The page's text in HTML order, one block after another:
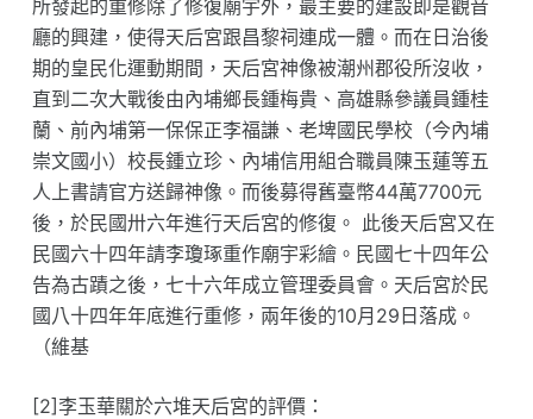
所發起的重修除了修復廟宇外，最主要的建設即是觀音
廳的興建，使得天后宮跟昌黎祠連成一體。而在日治後
期的皇民化運動期間，天后宮神像被潮州郡役所沒收，
直到二次大戰後由內埔鄉長鍾梅貴、高雄縣參議員鍾桂
蘭、前內埔第一保保正李福謙、老埤國民學校（今內埔
崇文國小）校長鍾立珍、內埔信用組合職員陳玉蓮等五
人上書請官方送歸神像。而後募得舊臺幣44萬7700元
後，於民國卅六年進行天后宮的修復。 此後天后宮又在
民國六十四年請李瓊琢重作廟宇彩繪。民國七十四年公
告為古蹟之後，七十六年成立管理委員會。天后宮於民
國八十四年年底進行重修，兩年後的10月29日落成。
（維基
[2]李玉華關於六堆天后宮的評價：